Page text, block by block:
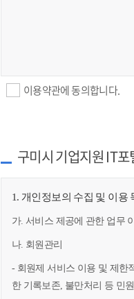
이용약관에 동의합니다.
구미시 기업지원 IT
1. 개인정보의 수집 및 이용
가. 서비스 제공에 관한 업무
나. 회원관리
- 회원제 서비스 이용 및 제한
한 기록보존, 불만처리 등 민